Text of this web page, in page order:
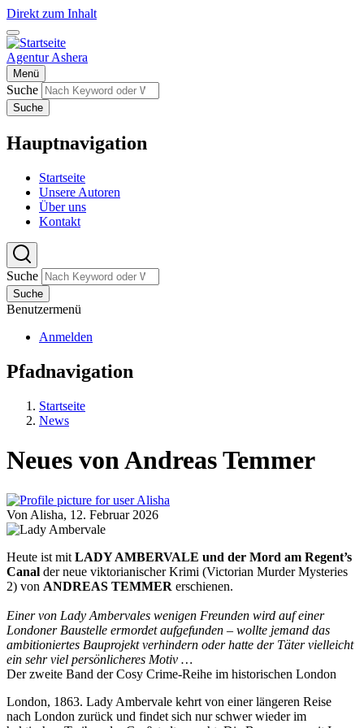
Direkt zum Inhalt
Agentur Ashera
Menü
Suche
Suche
Hauptnavigation
Startseite
Unsere Autoren
Über uns
Kontakt
Suche
Suche
Benutzermenü
Anmelden
Pfadnavigation
Startseite
News
Neues von Andreas Temmer
Von Alisha, 12. Februar 2026
Heute ist mit LADY AMBERVALE und der Mord am Regent’s
Canal der neue viktorianischer Krimi (Victorian Murder Mysteries
2) von ANDREAS TEMMER erschienen.
Einer von Lady Ambervales wenigen Freunden wird auf einer
Londoner Baustelle ermordet aufgefunden – wollte jemand das
ambitioniertes Bauprojekt verhindern oder hatte der Täter vielleicht
ein sehr viel persönlicheres Motiv …
Der zweite Band der Cosy Crime-Reihe im historischen London
London, 1863. Lady Ambervale kehrt von einer längeren Reise
nach London zurück und findet sich nur schwer wieder im